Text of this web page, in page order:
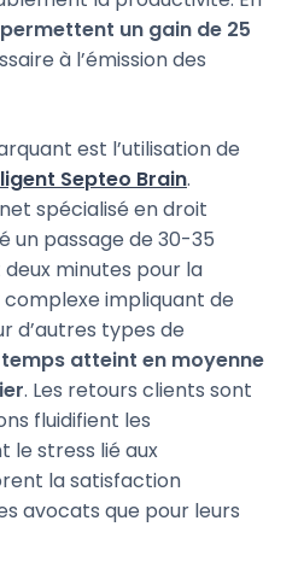
un gain de 25
à l’émission des
est l’utilisation de
Septeo Brain.
spécialisé en droit
un passage de 30-35
minutes pour la
complexe impliquant de
d’autres types de
atteint en moyenne
. Les retours clients sont
fluidifient les
le stress lié aux
la satisfaction
avocats que pour leurs